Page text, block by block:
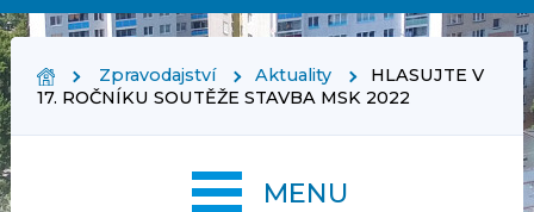
Zpravodajství Aktuality
HLASUJTE V
17. ROČNÍKU SOUTĚŽE STAVBA MSK 2022
MENU